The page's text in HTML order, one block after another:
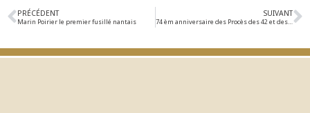
PRÉCÉDENT
Marin Poirier le premier fusillé nantais
SUIVANT
74 èm anniversaire des Procès des 42 et des 16 FTP Nantais